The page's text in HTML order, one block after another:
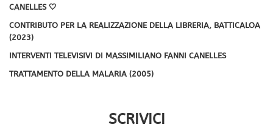
CANELLES 🤍
CONTRIBUTO PER LA REALIZZAZIONE DELLA LIBRERIA, BATTICALOA
(2023)
INTERVENTI TELEVISIVI DI MASSIMILIANO FANNI CANELLES
TRATTAMENTO DELLA MALARIA (2005)
SCRIVICI